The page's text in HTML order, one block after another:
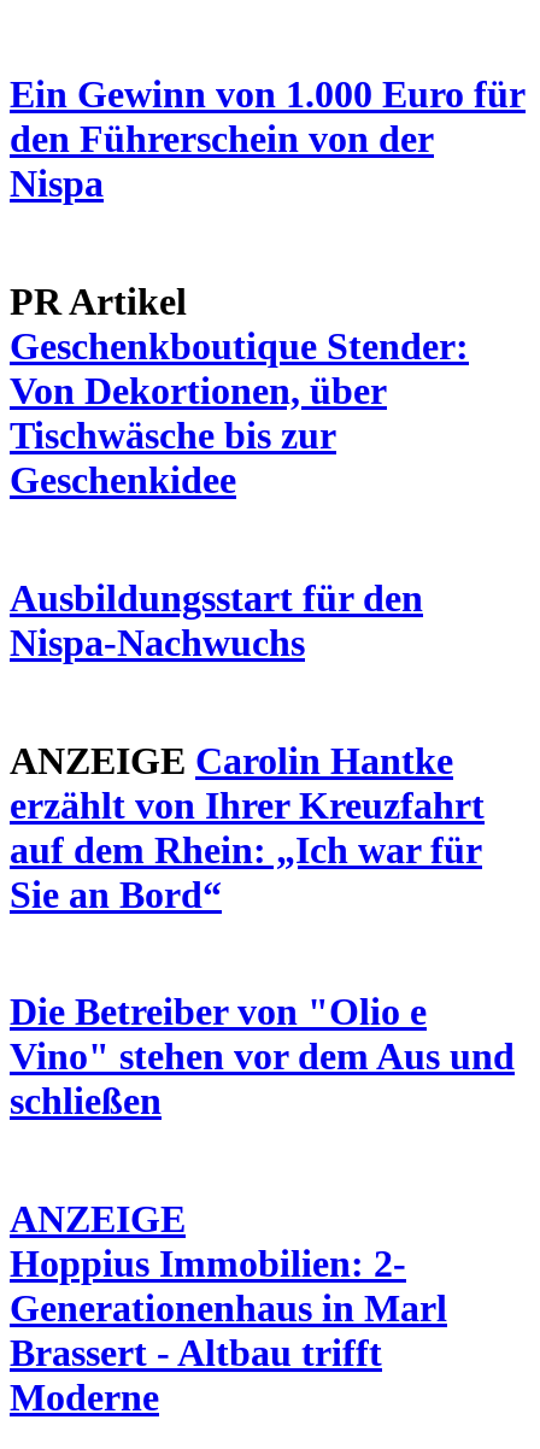
Ein Gewinn von 1.000 Euro für
den Führerschein von der
Nispa
PR Artikel
Geschenkboutique Stender:
Von Dekortionen, über
Tischwäsche bis zur
Geschenkidee
Ausbildungsstart für den
Nispa-Nachwuchs
ANZEIGE Carolin Hantke
erzählt von Ihrer Kreuzfahrt
auf dem Rhein: „Ich war für
Sie an Bord“
Die Betreiber von "Olio e
Vino" stehen vor dem Aus und
schließen
ANZEIGE
Hoppius Immobilien: 2-
Generationenhaus in Marl
Brassert - Altbau trifft
Moderne